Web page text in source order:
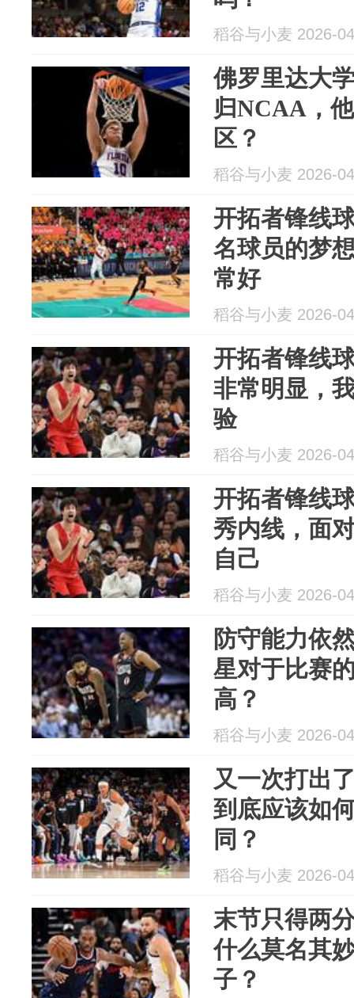
稻谷与小麦 2026-
佛罗里达大
归NCAA，
区？
稻谷与小麦 2026-
开拓者锋线
名球员的梦
常好
稻谷与小麦 2026-
开拓者锋线
非常明显，
验
稻谷与小麦 2026-
开拓者锋线
秀内线，面
自己
稻谷与小麦 2026-
防守能力依
星对于比赛
高？
稻谷与小麦 2026-
又一次打出
到底应该如
同？
稻谷与小麦 2026-
末节只得两
什么莫名其
子？